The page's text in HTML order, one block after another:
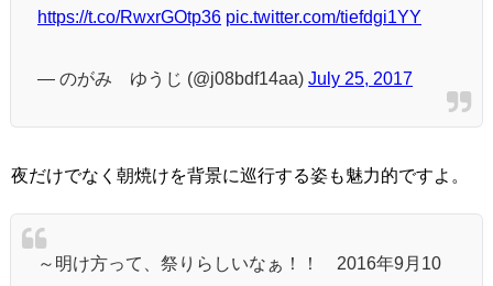
https://t.co/RwxrGOtp36 pic.twitter.com/tiefdgi1YY
— のがみ ゆうじ (@j08bdf14aa) July 25, 2017
夜だけでなく朝焼けを背景に巡行する姿も魅力的ですよ。
～明け方って、祭りらしいなぁ！！ 2016年9月10